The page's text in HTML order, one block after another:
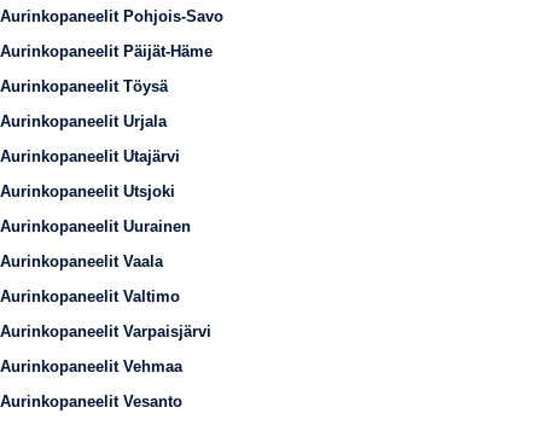
Aurinkopaneelit Pohjois-Savo
Aurinkopaneelit Päijät-Häme
Aurinkopaneelit Töysä
Aurinkopaneelit Urjala
Aurinkopaneelit Utajärvi
Aurinkopaneelit Utsjoki
Aurinkopaneelit Uurainen
Aurinkopaneelit Vaala
Aurinkopaneelit Valtimo
Aurinkopaneelit Varpaisjärvi
Aurinkopaneelit Vehmaa
Aurinkopaneelit Vesanto